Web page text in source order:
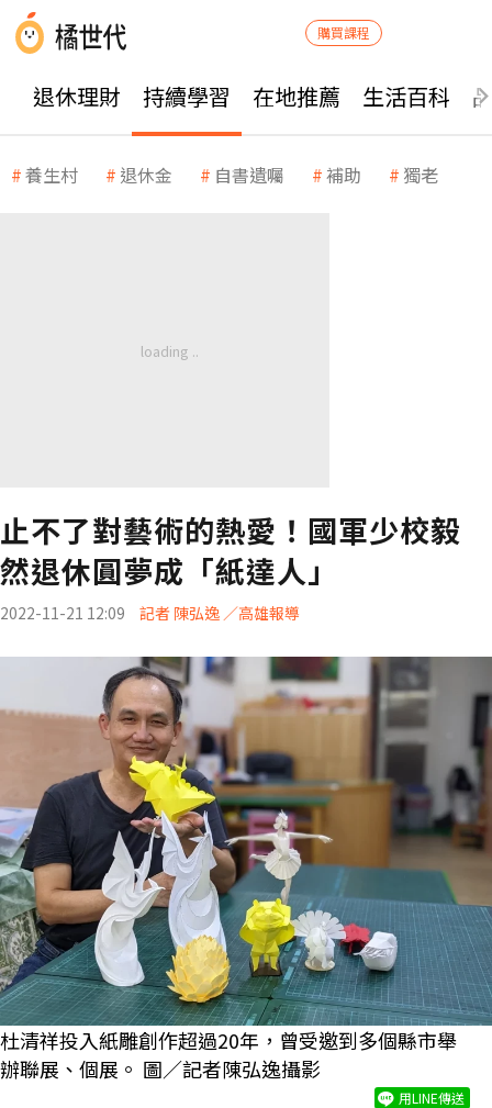
購買課程
退休理財 持續學習 在地推薦 生活百科
養生村 退休金 自書遺囑 補助 獨老
止不了對藝術的熱愛！國軍少校毅
然退休圓夢成「紙達人」
2022-11-21 12:09 記者 陳弘逸 ／高雄報導
杜清祥投入紙雕創作超過20年，曾受邀到多個縣市舉
辦聯展、個展。 圖／記者陳弘逸攝影
用LINE傳送